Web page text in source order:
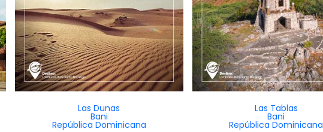
Las Dunas
Bani
República Dominicana
Las Tablas
Bani
República Dominicana